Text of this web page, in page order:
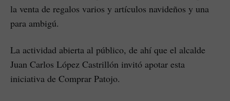
la venta de regalos varios y artículos navideños y una
para ambigú.
La actividad abierta al público, de ahí que el alcalde
Juan Carlos López Castrillón invitó apotar esta
iniciativa de Comprar Patojo.